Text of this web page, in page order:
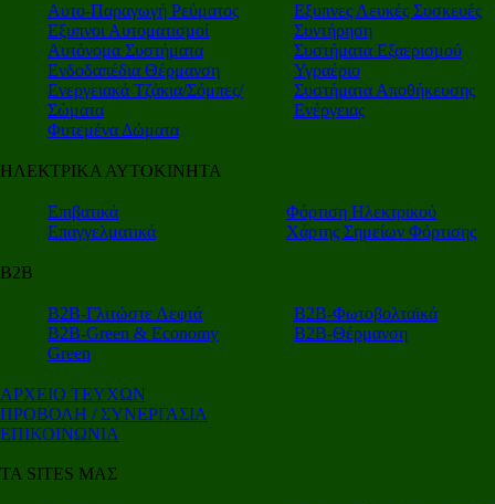
Αυτο-Παραγωγή Ρεύματος
Εξυπνοι Αυτοματισμοί
Αυτόνομα Συστήματα
Ενδοδαπέδια Θέρμανση
Ενεργειακά Τζάκια/Σόμπες/
Σώματα
Φυτεμένα Δώματα
Εξυπνες Λευκές Συσκευές
Συντήρηση
Συστήματα Εξαερισμού
Υγραέριο
Συστήματα Αποθήκευσης
Ενέργειας
ΗΛΕΚΤΡΙΚΑ ΑΥΤΟΚΙΝΗΤΑ
Επιβατικά
Επαγγελματικά
Φόρτιση Ηλεκτρικού
Χάρτης Σημείων Φόρτισης
Β2Β
Β2Β-Γλιτώστε Λεφτά
Β2Β-Green & Economy
Green
Β2Β-Φωτοβολταϊκά
Β2Β-Θέρμανση
ΑΡΧΕΙΟ ΤΕΥΧΩΝ
ΠΡΟΒΟΛΗ / ΣΥΝΕΡΓΑΣΙΑ
ΕΠΙΚΟΙΝΩΝΙΑ
ΤΑ SITES ΜΑΣ